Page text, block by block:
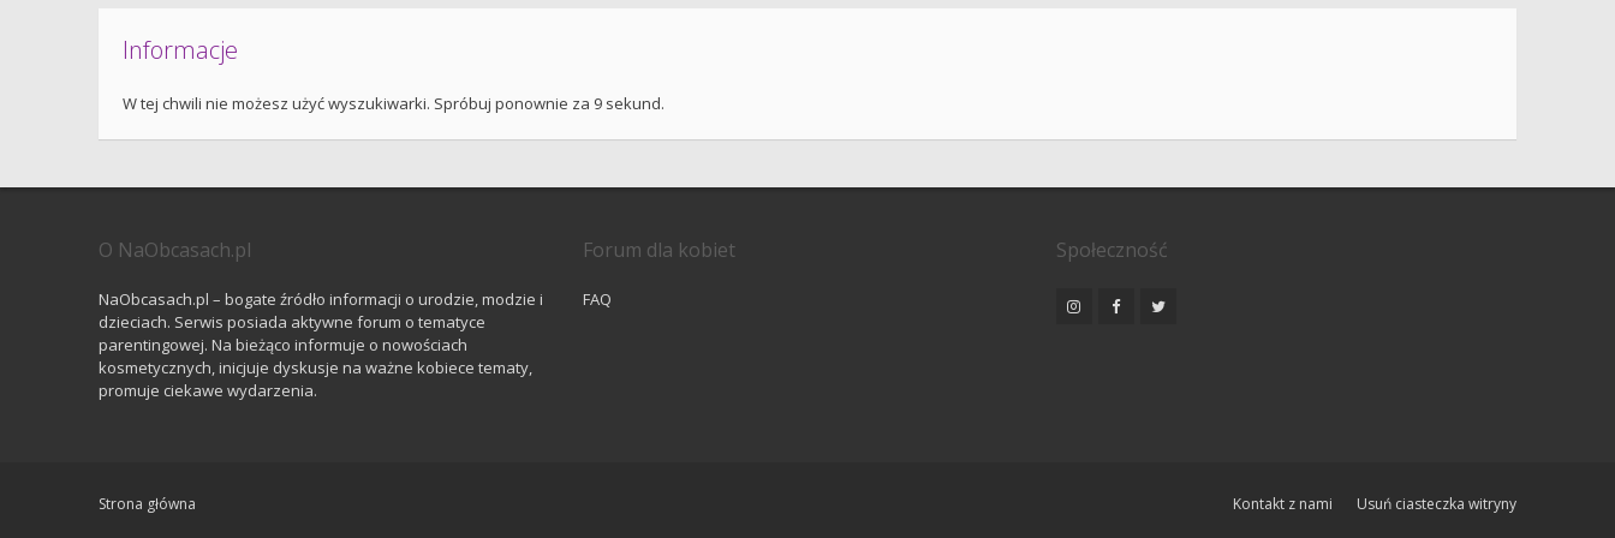
Informacje
W tej chwili nie możesz użyć wyszukiwarki. Spróbuj ponownie za 9 sekund.
O NaObcasach.pl
NaObcasach.pl – bogate źródło informacji o urodzie, modzie i
dzieciach. Serwis posiada aktywne forum o tematyce
parentingowej. Na bieżąco informuje o nowościach
kosmetycznych, inicjuje dyskusje na ważne kobiece tematy,
promuje ciekawe wydarzenia.
Forum dla kobiet
FAQ
Społeczność
Strona główna Usuń ciasteczka witryny
Kontakt z nami